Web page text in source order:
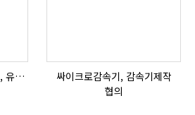
주유소용 유증기 회수장치, 유증기 회수장치, 방폭형, 방폭형 유증기 회수장치
싸이크로감속기, 감속기제작
협의